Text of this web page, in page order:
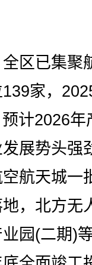
已集聚
家，
计2026
展势头强
航天城一
，北方无
园(二期)